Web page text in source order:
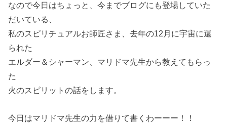
なので今日はちょっと、今までブログにも登場していた
だいている、
私のスピリチュアルお師匠さま、去年の12月に宇宙に還
られた
エルダー＆シャーマン、マリドマ先生から教えてもらっ
た
火のスピリットの話をします。
今日はマリドマ先生の力を借りて書くわーーー！！